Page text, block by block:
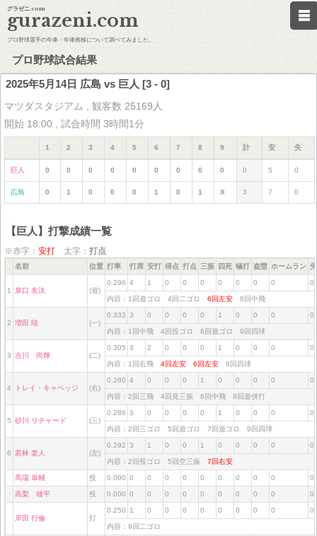
グラゼニ.com
gurazeni.com
プロ野球選手の年俸・年俸推移について調べてみました。
プロ野球試合結果
2025年5月14日 広島 vs 巨人 [3 - 0]
マツダスタジアム , 観客数 25169人
開始 18:00 , 試合時間 3時間1分
1 2 3 4 5 6 7 8 9 計 安 失
巨人 0 0 0 0 0 0 0 0 0 0 5 0
広島 0 1 0 0 0 1 0 1 X 3 7 0
【巨人】打撃成績一覧
※赤字： 安打 太字： 打点
名前 位置 打率 打席 安打 得点 打点 三振 四死 犠打 盗塁 ホームラン
1 泉口 友汰 (遊)
0.296 4 1 0 0 0 0 0 0 0 0
内容：1回遊ゴロ 4回二ゴロ 6回左安 8回中飛
2 増田 陸 (一)
0.333 3 0 0 0 0 1 0 0 0 0
内容：1回中飛 4回投ゴロ 6回遊ゴロ 9回四球
3 吉川 尚輝 (二)
0.305 3 2 0 0 0 1 0 0 0 0
内容：1回右飛 4回左安 6回左安 9回四球
4 トレイ・キャベッジ (右)
0.280 4 0 0 0 1 0 0 0 0 0
内容：2回三飛 4回見三振 6回中飛 9回遊併打
5 砂川 リチャード (三)
0.286 3 0 0 0 0 1 0 0 0 0
内容：2回三ゴロ 5回遊ゴロ 7回遊ゴロ 9回四球
6 若林 楽人 (左)
0.292 3 1 0 0 1 0 0 0 0 0
内容：2回投ゴロ 5回空三振 7回右安
馬場 皐輔 投 0.000 0 0 0 0 0 0 0 0 0 0
高梨 雄平 投 0.000 0 0 0 0 0 0 0 0 0 0
岸田 行倫 打
0.250 1 0 0 0 0 0 0 0 0 0
内容：9回二ゴロ